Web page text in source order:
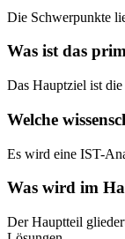
Die Schwerpunkte
Was ist das
Das Hauptziel ist
Welche
Es wird eine IST-
Was wird im
Der Hauptteil